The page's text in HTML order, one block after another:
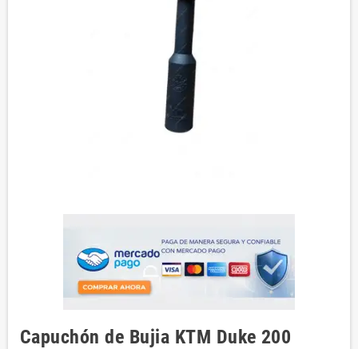
Capuchón de Bujia KTM Duke 200